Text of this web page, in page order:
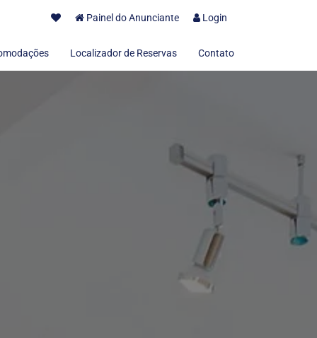
Painel do Anunciante Login
Localizador de Reservas Contato